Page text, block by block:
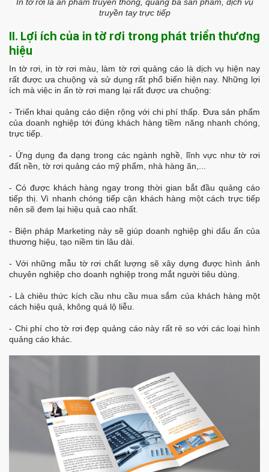
In tờ rơi là ấn phẩm truyền thông, quảng bá sản phẩm, dịch vụ
truyền tay trực tiếp
II. Lợi ích của in tờ rơi trong phát triển thương
hiệu
In tờ rơi, in tờ rơi màu, làm tờ rơi quảng cáo là dịch vụ hiện nay
rất được ưa chuộng và sử dụng rất phổ biến hiện nay. Những lợi
ích mà việc in ấn tờ rơi mang lại rất được ưa chuộng:
- Triển khai quảng cáo diện rộng với chi phí thấp. Đưa sản phẩm
của doanh nghiệp tới đúng khách hàng tiềm năng nhanh chóng,
trực tiếp.
- Ứng dụng đa dạng trong các ngành nghề, lĩnh vực như tờ rơi
đất nền, tờ rơi quảng cáo mỹ phẩm, nhà hàng ăn,...
- Có được khách hàng ngay trong thời gian bắt đầu quảng cáo
tiếp thị. Vì nhanh chóng tiếp cận khách hàng một cách trực tiếp
nên sẽ đem lại hiệu quả cao nhất.
- Biện pháp Marketing này sẽ giúp doanh nghiệp ghi dấu ấn của
thương hiệu, tạo niềm tin lâu dài.
- Với những mẫu tờ rơi chất lượng sẽ xây dựng được hình ảnh
chuyên nghiệp cho doanh nghiệp trong mắt người tiêu dùng.
- Là chiêu thức kích cầu nhu cầu mua sắm của khách hàng một
cách hiệu quả, không quá lộ liễu.
- Chi phí cho tờ rơi đẹp quảng cáo này rất rẻ so với các loại hình
quảng cáo khác.